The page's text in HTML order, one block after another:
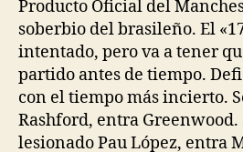
Producto Oficial del
soberbio del brasileño. El
intentado, pero va a tener
partido antes de tiempo.
con el tiempo más incierto.
Rashford, entra Greenwood.
lesionado Pau López, entra